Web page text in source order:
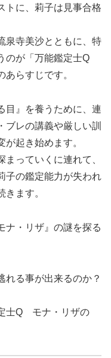
トに、莉子は見事合格
泉寺美沙とともに、特
のが「万能鑑定士Q
らすじです。
目』を養うために、連
ブレの講義や厳しい訓
起き始めます。
まっていくに連れて、
子の鑑定能力が失われ
ます。
ナ・リザ』の謎を探る
れる事が出来るのか？
士Q モナ・リザの